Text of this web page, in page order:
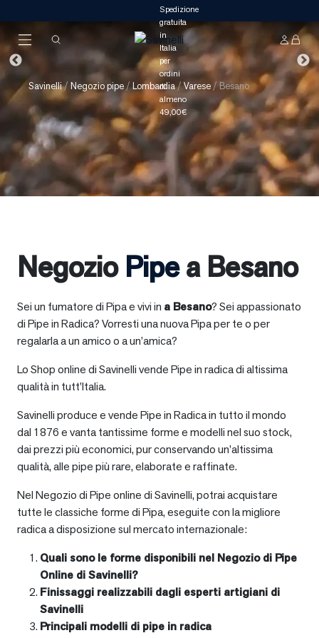
Savinelli/ Negozio pipe/Lombardia/Varese / Besano
Negozio Pipea Besano
Sei un fumatore di Pipa e vivi in a Besano? Sei appassionato
di Pipe in Radica? Vorresti una nuova Pipa per te o per
regalarla a un amico o a un’amica?
Lo Shop online di Savinelli vende Pipe in radica di altissima
qualità in tutt’Italia.
Savinelli produce e vende Pipe in Radica in tutto il mondo
dal 1876 e vanta tantissime forme e modelli nel suo stock,
dai prezzi più economici, pur conservando un’altissima
qualità, alle pipe più rare, elaborate e raffinate.
Nel Negozio di Pipe online di Savinelli, potrai acquistare
tutte le classiche forme di Pipa, eseguite con la migliore
radica a disposizione sul mercato internazionale:
Quali sono le forme disponibili nel Negozio di Pipe
Online di Savinelli?
Finissaggi realizzabili dagli esperti artigiani di
Savinelli
Principali modelli di pipe in radica